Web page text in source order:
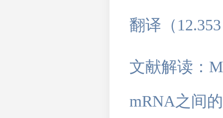
翻译（
文献解读：
mRNA之间